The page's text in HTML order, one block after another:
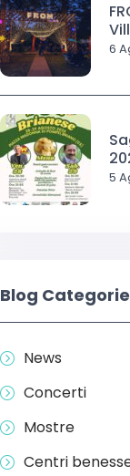
6
5
Blog
News
Concerti
Mostre
Centri